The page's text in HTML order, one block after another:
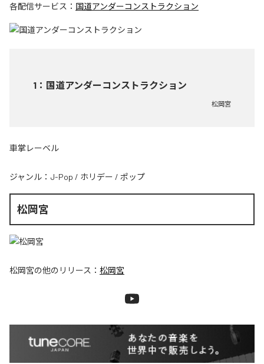
各配信サービス： 国道アンダーコンストラクション
1 ： 国道アンダーコンストラクション
松岡宮
車掌レーベル
ジャンル： J-Pop / ホリデー / ポップ
松岡宮
松岡宮の他のリリース： 松岡宮